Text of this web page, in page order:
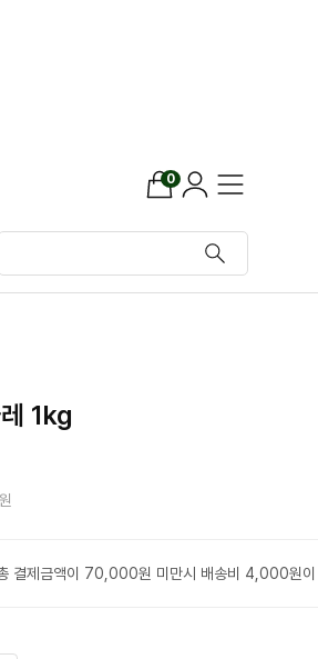
0
1kg
원
결제금액이 70,000원 미만시 배송비 4,000원이